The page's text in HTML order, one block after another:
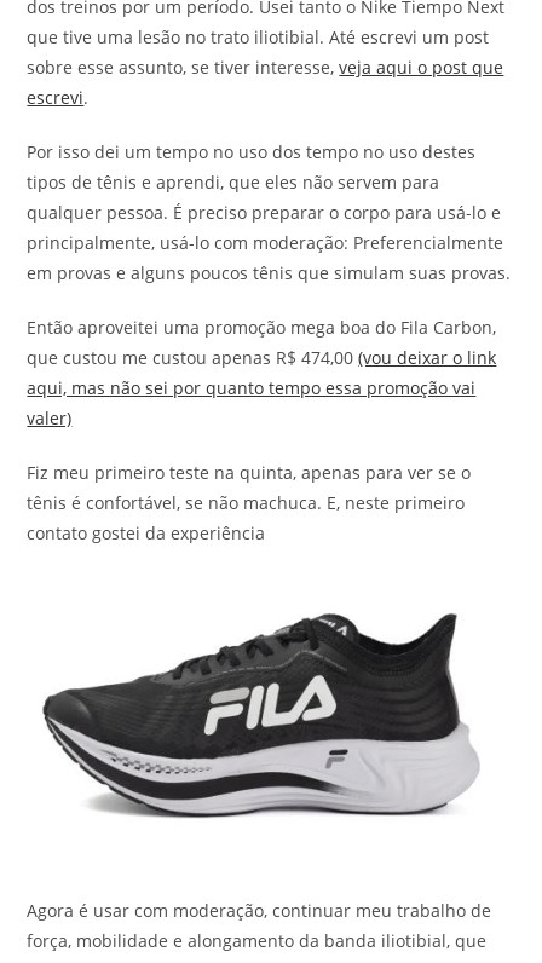
dos treinos por um período. Usei tanto o Nike Tiempo Next
que tive uma lesão no trato iliotibial. Até escrevi um post
sobre esse assunto, se tiver interesse,veja aqui o post que
escrevi.
Por isso dei um tempo no uso dos tempo no uso destes
tipos de tênis e aprendi, que eles não servem para
qualquer pessoa. É preciso preparar o corpo para usá-lo e
principalmente, usá-lo com moderação: Preferencialmente
em provas e alguns poucos tênis que simulam suas provas.
Então aproveitei uma promoção mega boa do Fila Carbon,
que custou me custou apenas R$ 474,00(vou deixar o link
aqui, mas não sei por quanto tempo essa promoção vai
valer)
Fiz meu primeiro teste na quinta, apenas para ver se o
tênis é confortável, se não machuca. E, neste primeiro
contato gostei da experiência
Agora é usar com moderação, continuar meu trabalho de
força, mobilidade e alongamento da banda iliotibial, que